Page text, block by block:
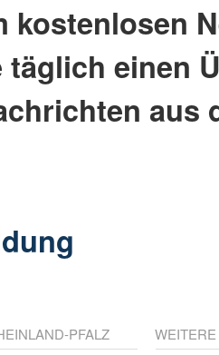
kostenlosen
täglich einen
aus
PFALZ